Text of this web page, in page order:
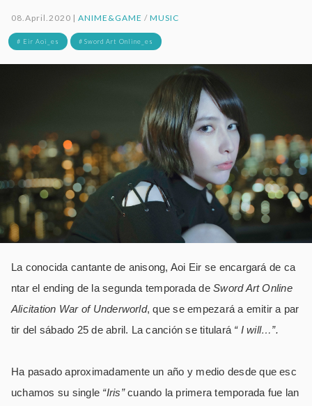
08.April.2020 |ANIME&GAME / MUSIC
# Eir Aoi_es # Sword Art Online_es
La conocida cantante de anisong, Aoi Eir se encargará de ca
ntar el ending de la segunda temporada deSword Art Online
Alicitation War of Underworld, que se empezará a emitir a par
tir del sábado 25 de abril. La canción se titulará “ I will…”.
Ha pasado aproximadamente un año y medio desde que esc
uchamos su single “Iris”cuando la primera temporada fue lan